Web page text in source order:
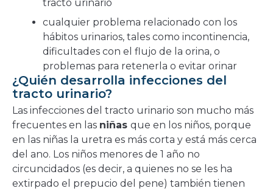
tracto urinario
cualquier problema relacionado con los
hábitos urinarios, tales como incontinencia,
dificultades con el flujo de la orina, o
problemas para retenerla o evitar orinar
¿Quién desarrolla infecciones del
tracto urinario?
Las infecciones del tracto urinario son mucho más
frecuentes en las niñas que en los niños, porque
en las niñas la uretra es más corta y está más cerca
del ano. Los niños menores de 1 año no
circuncidados (es decir, a quienes no se les ha
extirpado el prepucio del pene) también tienen